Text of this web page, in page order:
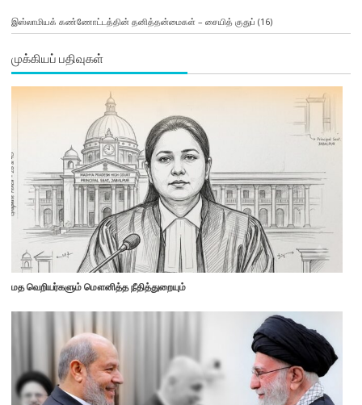
இஸ்லாமியக் கண்ணோட்டத்தின் தனித்தன்மைகள் – சையித் குதுப் (16)
முக்கியப் பதிவுகள்
மத வெறியர்களும் மௌனித்த நீதித்துறையும்